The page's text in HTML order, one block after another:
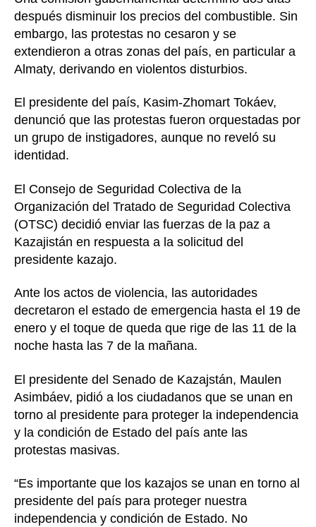
después disminuir los precios del combustible. Sin
embargo, las protestas no cesaron y se
extendieron a otras zonas del país, en particular a
Almaty, derivando en violentos disturbios.
El presidente del país, Kasim-Zhomart Tokáev,
denunció que las protestas fueron orquestadas por
un grupo de instigadores, aunque no reveló su
identidad.
El Consejo de Seguridad Colectiva de la
Organización del Tratado de Seguridad Colectiva
(OTSC) decidió enviar las fuerzas de la paz a
Kazajistán en respuesta a la solicitud del
presidente kazajo.
Ante los actos de violencia, las autoridades
decretaron el estado de emergencia hasta el 19 de
enero y el toque de queda que rige de las 11 de la
noche hasta las 7 de la mañana.
El presidente del Senado de Kazajstán, Maulen
Asimbáev, pidió a los ciudadanos que se unan en
torno al presidente para proteger la independencia
y la condición de Estado del país ante las
protestas masivas.
“Es importante que los kazajos se unan en torno al
presidente del país para proteger nuestra
independencia y condición de Estado. No